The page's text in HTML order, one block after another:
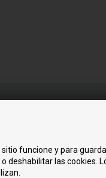
funcione y para
deshabilitar las cookies.
E
ES 10